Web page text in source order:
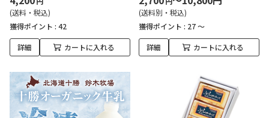
(送料・税込)
獲得ポイント : 42
詳細 カートに入れる
(送料別・税込)
獲得ポイント : 27 ～
詳細 カートに入れる